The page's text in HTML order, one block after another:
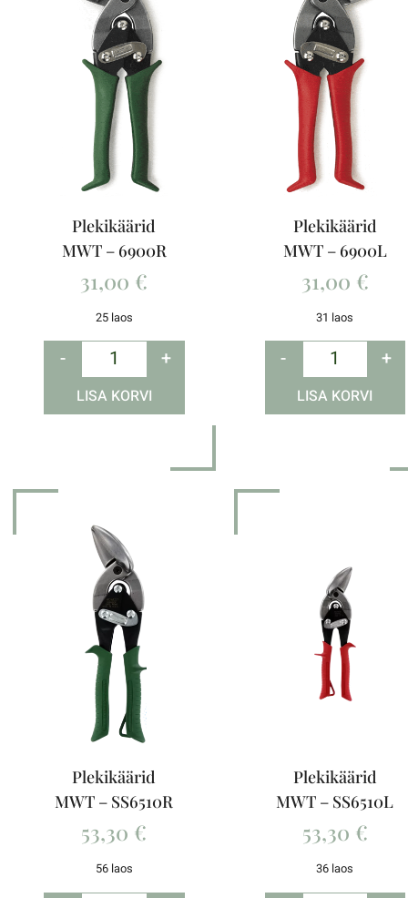
Plekikäärid
MWT – 6900R
31,00 €
25 laos
- +
LISA KORVI
Plekikäärid
MWT – 6900L
31,00 €
31 laos
- +
LISA KORVI
Plekikäärid
MWT – SS6510R
53,30 €
56 laos
Plekikäärid
MWT – SS6510L
53,30 €
36 laos